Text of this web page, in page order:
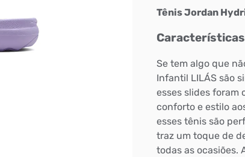
Tênis Jordan
Características
Se tem algo que
Infantil LILÁS são
esses slides foram
conforto e estilo
esses tênis são
traz um toque de
todas as ocasiões.